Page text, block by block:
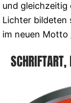
und gleichzeitig
Lichter bildeten
im neuen Motto